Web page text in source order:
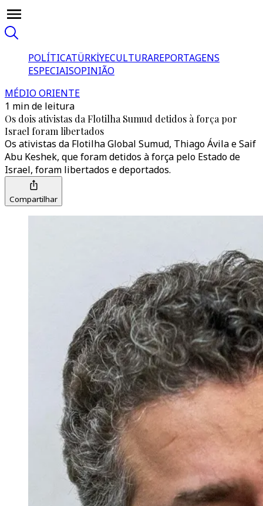
POLÍTICATÜRKİYECULTURAREPORTAGENS
ESPECIAISOPINIÃO
MÉDIO ORIENTE
1 min de leitura
Os dois ativistas da Flotilha Sumud detidos à força por
Israel foram libertados
Os ativistas da Flotilha Global Sumud, Thiago Ávila e Saif
Abu Keshek, que foram detidos à força pelo Estado de
Israel, foram libertados e deportados.
Compartilhar